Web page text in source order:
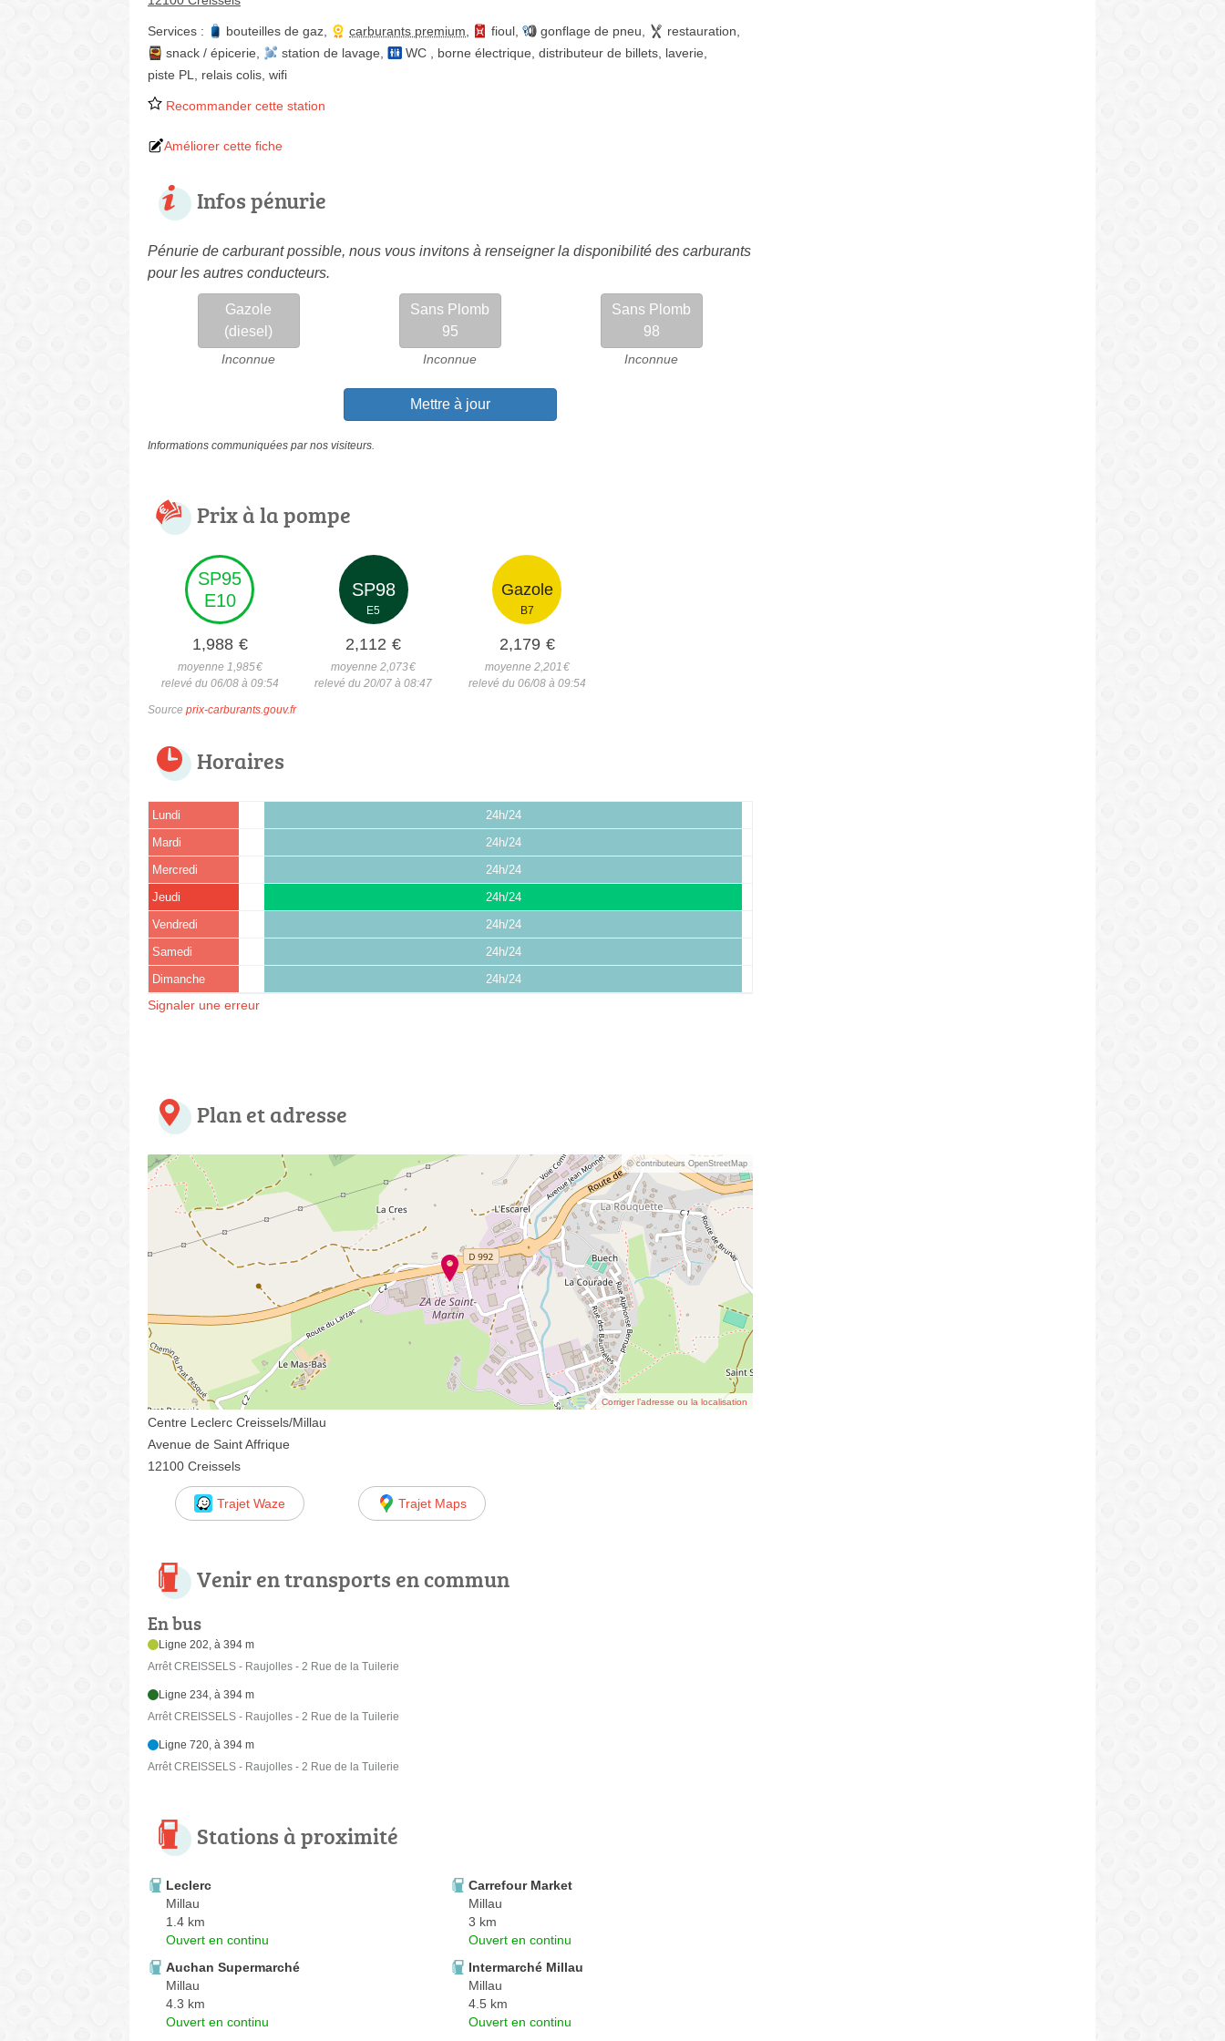
Services : bouteilles de gaz carburants premium fioul gonflage de pneu restauration
snack / épicerie
station de lavage WC borne électrique distributeur de billets laverie
piste PL
relais colis wifi
Recommander cette station
Améliorer cette fiche
Infos pénurie
Pénurie de carburant possible, nous vous invitons à renseigner la disponibilité des carburants
pour les autres conducteurs.
Gazole
(diesel)
Inconnue
Sans Plomb
95
Inconnue
Sans Plomb
98
Inconnue
Mettre à jour
Informations communiquées par nos visiteurs.
Prix à la pompe
SP95
E10
1,988 €
moyenne 1,985€
relevé du 06/08 à 09:54
SP98
E5
2,112 €
moyenne 2,073€
relevé du 20/07 à 08:47
Gazole
B7
2,179 €
moyenne 2,201€
relevé du 06/08 à 09:54
Source prix-carburants.gouv.fr
Horaires
Lundi 24h/24
Mardi 24h/24
Mercredi 24h/24
Jeudi 24h/24
Vendredi 24h/24
Samedi 24h/24
Dimanche 24h/24
Signaler une erreur
Plan et adresse
© contributeurs OpenStreetMap
Corriger l’adresse ou la localisation
Centre Leclerc Creissels/Millau
Avenue de Saint Affrique
12100 Creissels
Trajet Waze Trajet Maps
Venir en transports en commun
En bus
Ligne 202, à 394 m
Arrêt CREISSELS - Raujolles - 2 Rue de la Tuilerie
Ligne 234, à 394 m
Arrêt CREISSELS - Raujolles - 2 Rue de la Tuilerie
Ligne 720, à 394 m
Arrêt CREISSELS - Raujolles - 2 Rue de la Tuilerie
Stations à proximité
Leclerc
Millau
1.4 km
Ouvert en continu
Carrefour Market
Millau
3 km
Ouvert en continu
Auchan Supermarché
Millau
4.3 km
Ouvert en continu
Intermarché Millau
Millau
4.5 km
Ouvert en continu